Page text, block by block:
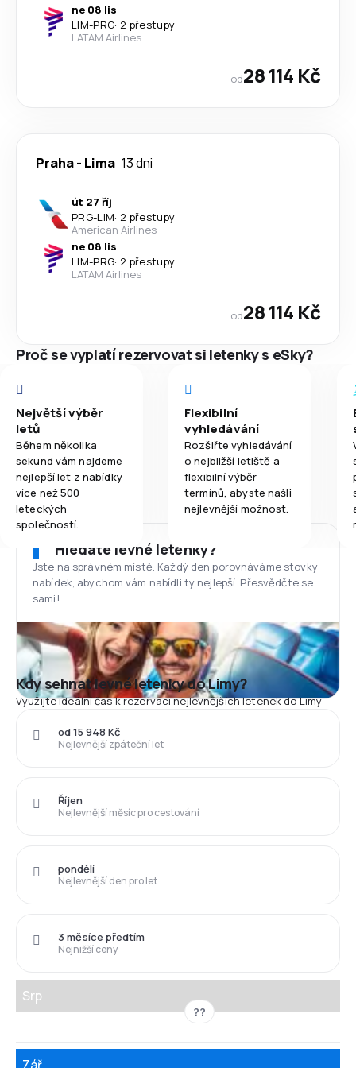
ne 08 lis
LIM-PRG· 2 přestupy
LATAM Airlines
od28 114 Kč
Praha- Lima 13 dni
út 27 říj
PRG-LIM· 2 přestupy
American Airlines
ne 08 lis
LIM-PRG· 2 přestupy
LATAM Airlines
od28 114 Kč
Proč se vyplatí rezervovat si letenky s eSky?
Největší výběr
letů
Během několika
sekund vám najdeme
nejlepší let z nabídky
více než 500
leteckých
společností.
Flexibilní
vyhledávání
Rozšiřte vyhledávání
o nejbližší letiště a
flexibilní výběr
termínů, abyste našli
nejlevnější možnost.
Hledáte levné letenky?
Jste na správném místě. Každý den porovnáváme stovky
nabídek, abychom vám nabídli ty nejlepší. Přesvědčte se
sami!
Kdy sehnat levné letenky do Limy?
Využijte ideální čas k rezervaci nejlevnějších letenek do Limy
Nejlevnější zpáteční let
od 15 948 Kč
Nejlevnější měsíc pro cestování
Říjen
Nejlevnější den pro let
pondělí
Nejnižší ceny
3 měsíce předtím
Srp
??